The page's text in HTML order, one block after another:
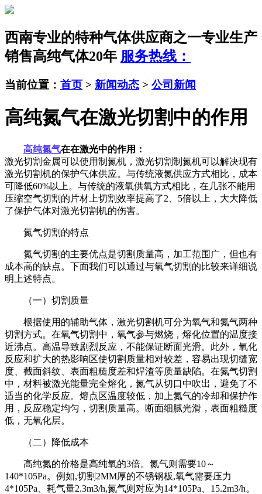
西南专业的特种气体供应商之一专业生产
销售高纯气体20年 服务热线：
当前位置： 首页 > 新闻动态 > 公司新闻
高纯氮气在激光切割中的作用
高纯氮气在在激光中的作用：
激光切割金属可以使用制氮机，激光切割制氮机可以解决现有
激光切割机的保护气体供应。与传统液氮供应方式相比，成本
可降低60%以上。与传统的液氧供氧方式相比，在几张不能用
压缩空气切割的片材上切割效率提高了2、5倍以上，大大降低
了保护气体对激光切割机的伤害。
氮气切割的特点
氮气切割的主要优点是切割质量高，加工范围广，但也有
成本高的缺点。下面我们可以通过与氧气切割的比较来详细说
明上述特点。
（一）切割质量
根据使用的辅助气体，激光切割机可分为氧气和氮气两种
切割方式。在氧气切割中，氧气参与燃烧，熔化位置的温度接
近沸点。高温导致剧烈反应，不能保证断面光滑。此外，氧化
反应和扩大的热影响区使切割质量相对较差，容易出现切缝宽
度、截面斜纹、表面粗糙度差和焊渣等质量缺陷。在氮气切割
中，材料被激光能量完全熔化，氮气从切口中吹出，避免了不
适当的化学反应。熔点区温度较低，加上氮气的冷却和保护作
用，反应稳定均匀，切割质量高。断面细腻光滑，表面粗糙度
低，无氧化层。
（二）降低成本
高纯氮的价格是高纯氧的3倍。氮气则需要10～
140*105Pa。例如,切割2MM厚的不锈钢板,氧气需要压力
4*105Pa、耗气量2.3m3/h,氮气则对应为14*105Pa、15.2m3/h。